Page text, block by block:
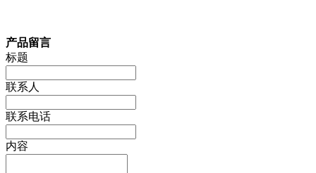
产品留言
标题
联系人
联系电话
内容